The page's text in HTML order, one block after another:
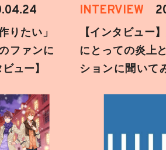
りたい」
ファンに
ュー】
INTERVIEW
【インタビュー
にとっての炎上
ションに聞いて